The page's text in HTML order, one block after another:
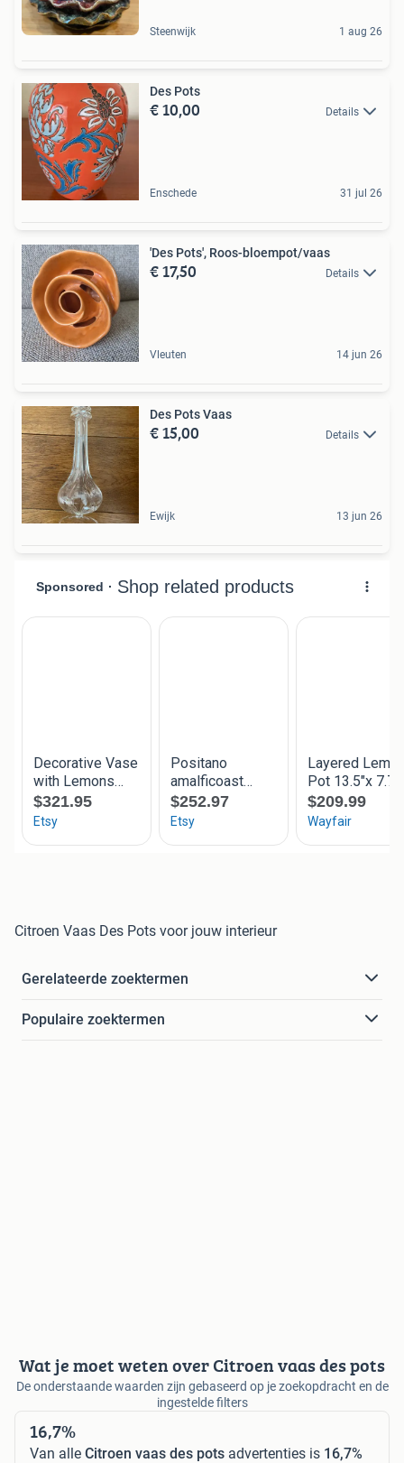
Steenwijk 1 aug 26
Des Pots
€ 10,00 Details
Enschede 31 jul 26
'Des Pots', Roos-bloempot/vaas
€ 17,50 Details
Vleuten 14 jun 26
Des Pots Vaas
€ 15,00 Details
Ewijk 13 jun 26
Citroen Vaas Des Pots voor jouw interieur
Gerelateerde zoektermen
Populaire zoektermen
Wat je moet weten over Citroen vaas des pots
De onderstaande waarden zijn gebaseerd op je zoekopdracht en de
ingestelde filters
16,7%
Van alle Citroen vaas des pots advertenties is 16,7%